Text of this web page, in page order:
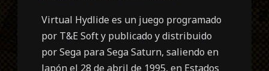
Virtual Hydlide es un juego programado
por T&E Soft y publicado y distribuido
por Sega para Sega Saturn, saliendo en
Japón el 28 de abril de 1995, en Estados